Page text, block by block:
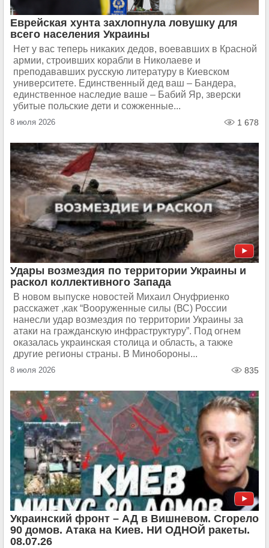
Еврейская хунта захлопнула ловушку для
всего населения Украины
Нет у вас теперь никаких дедов, воевавших в Красной
армии, строивших корабли в Николаеве и
преподававших русскую литературу в Киевском
университете. Единственный дед ваш – Бандера,
единственное наследие ваше – Бабий Яр, зверски
убитые польские дети и сожженные...
8 июля 2026 1 678
Удары возмездия по территории Украины и
раскол коллективного Запада
В новом выпуске новостей Михаил Онуфриенко
расскажет ,как “Вооруженные силы (ВС) России
нанесли удар возмездия по территории Украины за
атаки на гражданскую инфраструктуру”. Под огнем
оказалась украинская столица и область, а также
другие регионы страны. В Минобороны...
8 июля 2026 835
Украинский фронт – АД в Вишневом. Сгорело
90 домов. Атака на Киев. НИ ОДНОЙ ракеты.
08.07.26